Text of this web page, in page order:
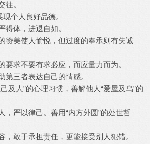
往。
现个人良好品德。
得体，进退自如。
赞美使人愉悦，但过度的奉承则有失诚
要求不要有求必应，而应量力而为。
第三者表达自己的情感。
及人”的心理习惯，善解他人“爱屋及乌”的
，严以律己。善用“内方外圆”的处世哲
，敢于承担责任，更能接受别人犯错。